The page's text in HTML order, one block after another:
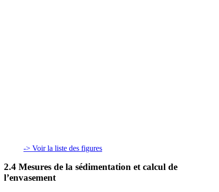
-> Voir la liste des figures
2.4 Mesures de la sédimentation et calcul de
l’envasement